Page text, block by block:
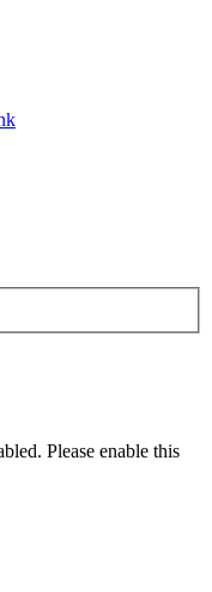
Please enable this